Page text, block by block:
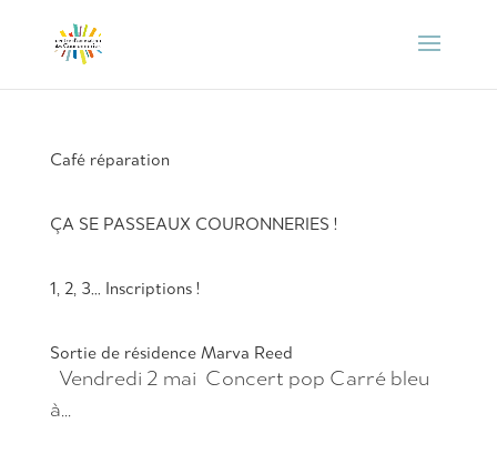
Café réparation
ÇA SE PASSEAUX COURONNERIES !
1, 2, 3… Inscriptions !
Sortie de résidence Marva Reed
Vendredi 2 mai Concert pop Carré bleu
à...